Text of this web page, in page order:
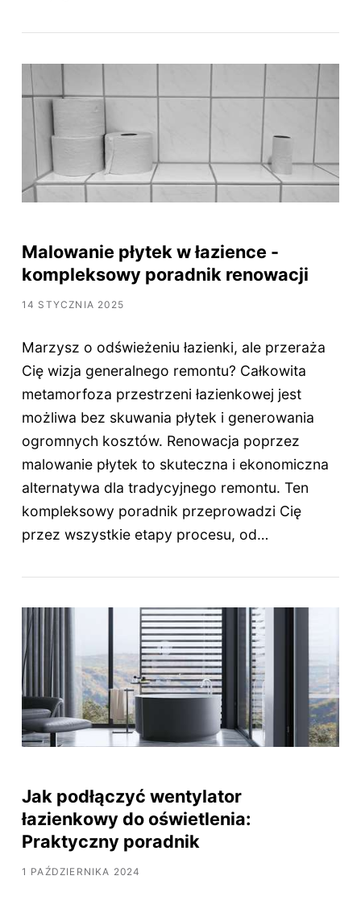
Malowanie płytek w łazience -
kompleksowy poradnik renowacji
14 STYCZNIA 2025
Marzysz o odświeżeniu łazienki, ale przeraża
Cię wizja generalnego remontu? Całkowita
metamorfoza przestrzeni łazienkowej jest
możliwa bez skuwania płytek i generowania
ogromnych kosztów. Renowacja poprzez
malowanie płytek to skuteczna i ekonomiczna
alternatywa dla tradycyjnego remontu. Ten
kompleksowy poradnik przeprowadzi Cię
przez wszystkie etapy procesu, od…
Jak podłączyć wentylator
łazienkowy do oświetlenia:
Praktyczny poradnik
1 PAŹDZIERNIKA 2024